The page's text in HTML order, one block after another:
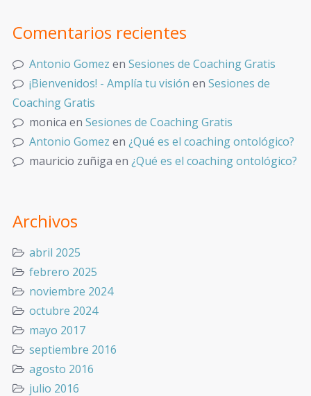
Comentarios recientes
Antonio Gomez en Sesiones de Coaching Gratis
¡Bienvenidos! - Amplía tu visión en Sesiones de
Coaching Gratis
monica en Sesiones de Coaching Gratis
Antonio Gomez en ¿Qué es el coaching ontológico?
mauricio zuñiga en ¿Qué es el coaching ontológico?
Archivos
abril 2025
febrero 2025
noviembre 2024
octubre 2024
mayo 2017
septiembre 2016
agosto 2016
julio 2016